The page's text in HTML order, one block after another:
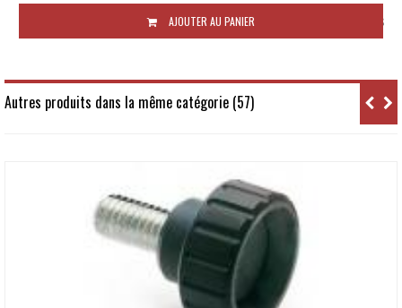
48 à 72 heures
AJOUTER AU PANIER
Autres produits dans la même catégorie (57)